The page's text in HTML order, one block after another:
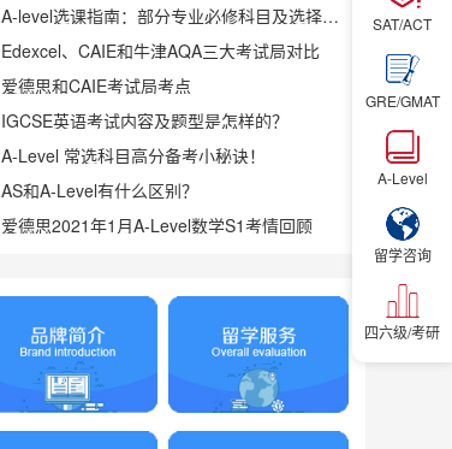
A-level选课指南：部分专业必修科目及选择范围
Edexcel、CAIE和牛津AQA三大考试局对比
爱德思和CAIE考试局考点
IGCSE英语考试内容及题型是怎样的？
A-Level 常选科目高分备考小秘诀！
AS和A-Level有什么区别？
爱德思2021年1月A-Level数学S1考情回顾
SAT/ACT
GRE/GMAT
A-Level
留学咨询
四六级/考研